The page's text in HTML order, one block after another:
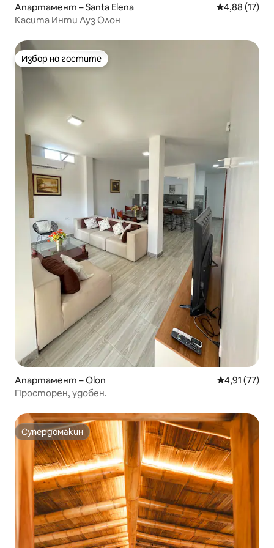
Апартамент – Santa Elena Средна
4,88 (17)
Касита Инти Луз Олон
Избор на гостите
Избор на гостите
Апартамент – Olon Средна
4,91 (77)
Просторен, удобен.
Супердомакин
Супердомакин